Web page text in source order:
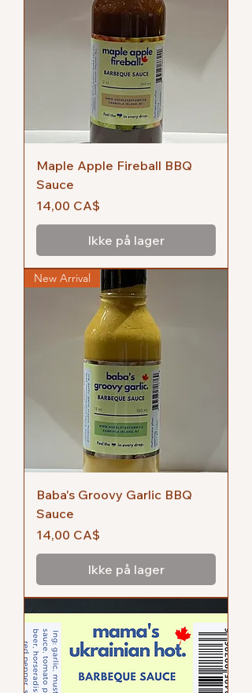
Maple Apple Fireball BBQ
Sauce
Pris
14,00 CA$
Ikke på lager
New Arrival
Baba's Groovy Garlic BBQ
Sauce
Pris
14,00 CA$
Ikke på lager